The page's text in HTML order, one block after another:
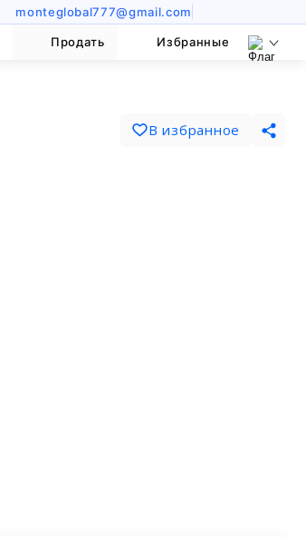
monteglobal777@gmail.com
Продать Избранные
В избранное